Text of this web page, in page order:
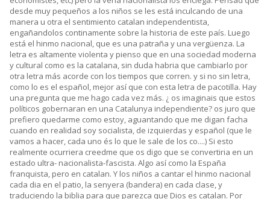
desde muy pequeños a los niños se les está inculcando de una
manera u otra el sentimiento catalan independentista,
engañandolos continamente sobre la historia de este país. Luego
está el hinmo nacional, que es una patraña y una vergüenza. La
letra es altamente violenta y pienso que en una sociedad moderna
y cultural como es la catalana, sin duda habria que cambiarlo por
otra letra más acorde con los tiempos que corren. y si no sin letra,
como lo es el español, mejor así que con esta letra de pacotilla. Hay
una pregunta que me hago cada vez más. ¿ os imaginais que estos
políticos gobernaran en una Catalunya independiente? os juro que
prefiero quedarme como estoy, aguantando que me digan facha
cuando en realidad soy socialista, de izquierdas y español (que le
vamos a hacer, cada uno és lo que le sale de los co....) Si esto
realmente ocurriera creedme que os digo que se convertiria en un
estado ultra- nacionalista-fascista. Algo así como la España
franquista, pero en catalan. Y los niños a cantar el hinmo nacional
cada dia en el patio, la senyera (bandera) en cada clase, y
traduciendo la biblia para que parezca que Dios es catalan. Por